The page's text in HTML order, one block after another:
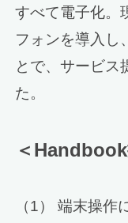
すべて電子化。
フォンを導入し
とで、サービス
た。
＜
（1） 端末操作